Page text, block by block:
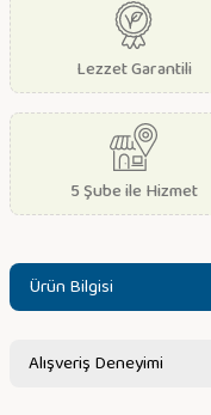
Lezzet Garantili
5 Şube ile Hizmet
Ürün Bilgisi
Alışveriş Deneyimi